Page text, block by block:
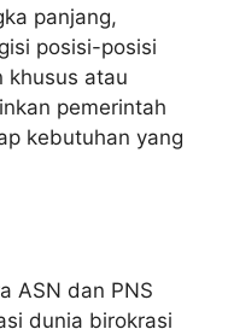
panjang,
posisi-posisi
khusus atau
pemerintah
kebutuhan yang
ASN dan PNS
dunia birokrasi